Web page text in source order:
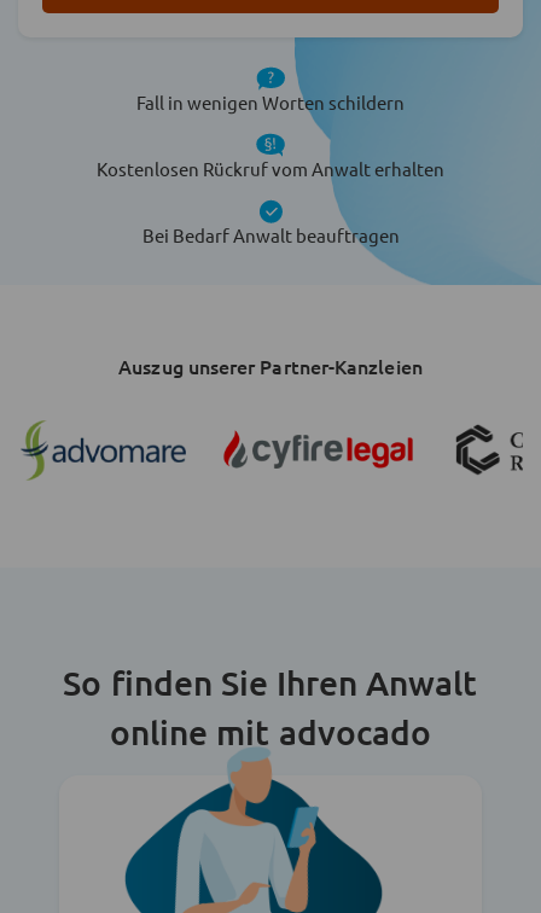
Fall in wenigen Worten schildern
Kostenlosen Rückruf vom Anwalt erhalten
Bei Bedarf Anwalt beauftragen
Auszug unserer Partner-Kanzleien
So finden Sie Ihren Anwalt
online mit advocado